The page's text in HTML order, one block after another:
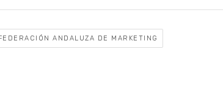
ANDALUZA DE MARKETING